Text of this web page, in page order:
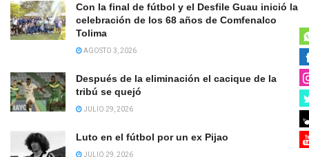
Con la final de fútbol y el Desfile Guau inició la
celebración de los 68 años de Comfenalco
Tolima
AGOSTO 3, 2026
Después de la eliminación el cacique de la
tribú se quejó
JULIO 29, 2026
Luto en el fútbol por un ex Pijao
JULIO 29, 2026